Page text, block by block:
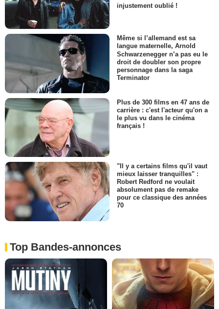
injustement oublié !
Même si l’allemand est sa
langue maternelle, Arnold
Schwarzenegger n’a pas eu le
droit de doubler son propre
personnage dans la saga
Terminator
Plus de 300 films en 47 ans de
carrière : c'est l'acteur qu'on a
le plus vu dans le cinéma
français !
"Il y a certains films qu'il vaut
mieux laisser tranquilles" :
Robert Redford ne voulait
absolument pas de remake
pour ce classique des années
70
Top Bandes-annonces